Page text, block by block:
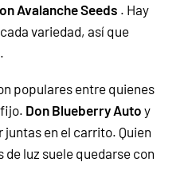
Avalanche Seeds . Hay
variedad, así que
populares entre quienes
Don Blueberry Auto y
juntas en el carrito. Quien
luz suele quedarse con